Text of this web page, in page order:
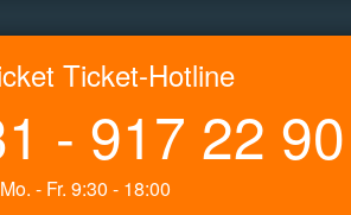
Ticket-Hotline
- 917 22 90
Mo. - Fr. 9:30 - 18:00